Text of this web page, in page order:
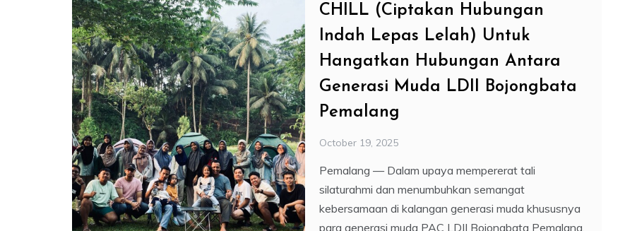
CHILL (Ciptakan Hubungan
Indah Lepas Lelah) Untuk
Hangatkan Hubungan Antara
Generasi Muda LDII Bojongbata
Pemalang
October 19, 2025
Pemalang — Dalam upaya mempererat tali
silaturahmi dan menumbuhkan semangat
kebersamaan di kalangan generasi muda khususnya
para generasi muda PAC LDII Bojongbata Pemalang,